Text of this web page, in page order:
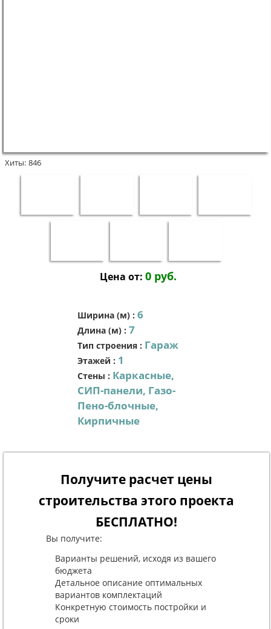
Хиты: 846
Цена от: 0 руб.
Ширина (м) : 6
Длина (м) : 7
Тип строения : Гараж
Этажей : 1
Стены : Каркасные,
СИП-панели, Газо-
Пено-блочные,
Кирпичные
Получите расчет цены
строительства этого проекта
БЕСПЛАТНО!
Вы получите:
Варианты решений, исходя из вашего
бюджета
Детальное описание оптимальных
вариантов комплектаций
Конкретную стоимость постройки и
сроки